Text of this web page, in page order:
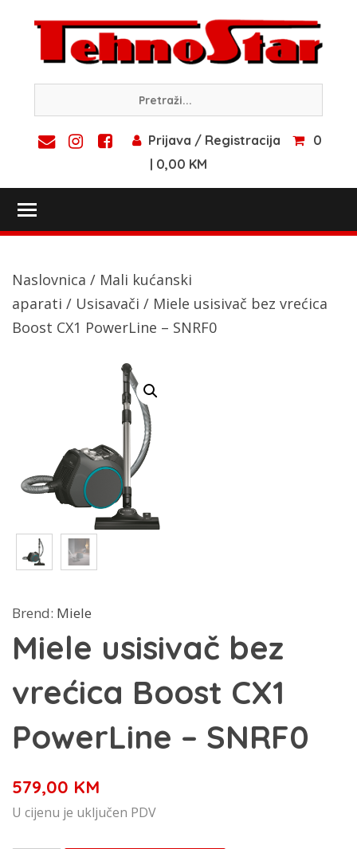
content
Prijava / Registracija
0
| 0,00 KM
Naslovnica / Mali kućanski
aparati / Usisavači / Miele usisivač bez vrećica
Boost CX1 PowerLine – SNRF0
Brend: Miele
Miele usisivač bez
vrećica Boost CX1
PowerLine – SNRF0
579,00 KM
U cijenu je uključen PDV